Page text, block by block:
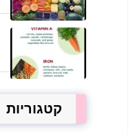
קטגוריות